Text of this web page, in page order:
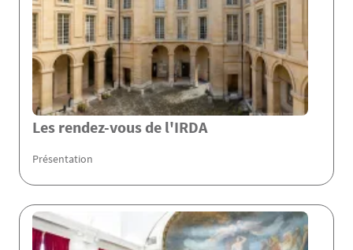
Les rendez-vous de l'IRDA
Présentation